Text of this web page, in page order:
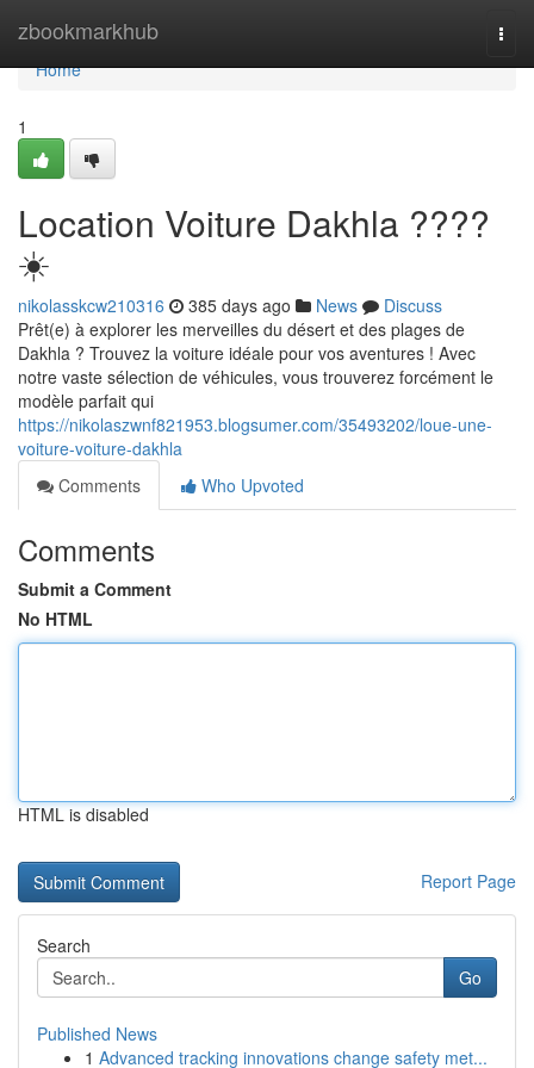
zbookmarkhub
Home
Home
1
Location Voiture Dakhla ????
☀️
nikolasskcw210316 385 days ago News
Discuss
Prêt(e) à explorer les merveilles du désert et des plages de
Dakhla ? Trouvez la voiture idéale pour vos aventures ! Avec
notre vaste sélection de véhicules, vous trouverez forcément le
modèle parfait qui
https://nikolaszwnf821953.blogsumer.com/35493202/loue-une-
voiture-voiture-dakhla
Comments
Who Upvoted
Comments
Submit a Comment
No HTML
HTML is disabled
Report Page
Search
Go
Published News
1 Advanced tracking innovations change safety met...